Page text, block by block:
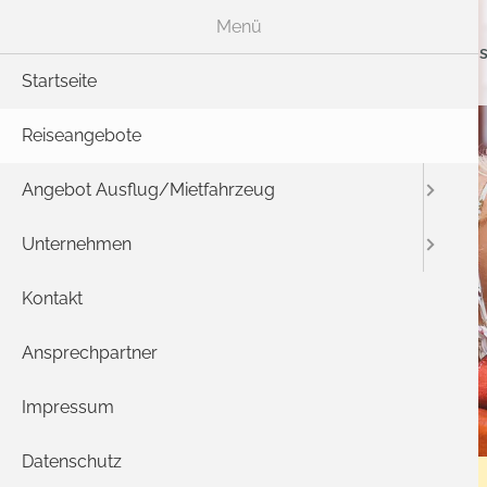
Menü
Startseite
Reiseangebote
Angebot Ausflug/Mietfahrzeug
Unternehmen
Kontakt
Ansprechpartner
Impressum
Datenschutz